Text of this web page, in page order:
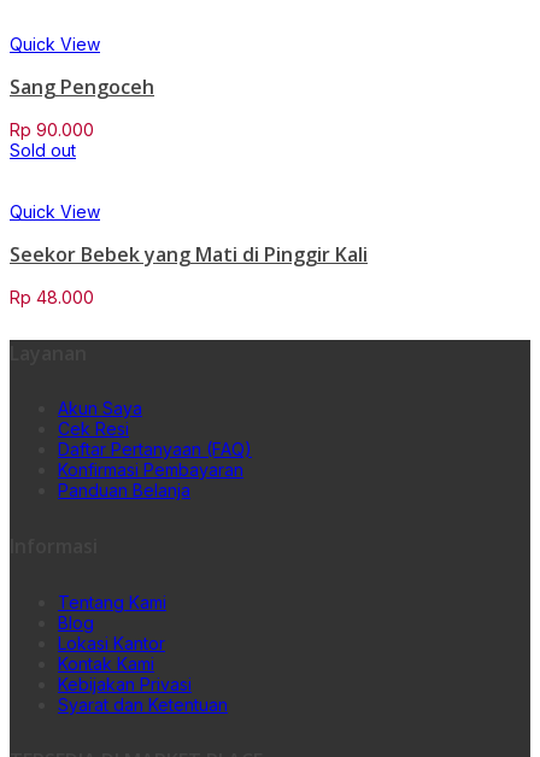
Quick View
Sang Pengoceh
Rp 90.000
Sold out
Quick View
Seekor Bebek yang Mati di Pinggir Kali
Rp 48.000
Akun Saya
Cek Resi
Daftar Pertanyaan (FAQ)
Konfirmasi Pembayaran
Panduan Belanja
Tentang Kami
Blog
Lokasi Kantor
Kontak Kami
Kebijakan Privasi
Syarat dan Ketentuan